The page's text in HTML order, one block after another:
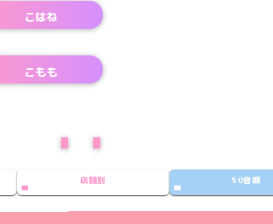
こはね
こもも
前のページ
次のページ
店舗別 50音順
ト